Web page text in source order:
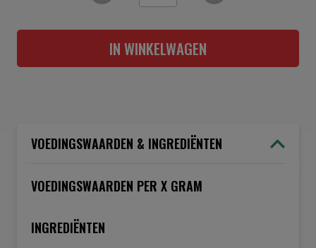
IN WINKELWAGEN
VOEDINGSWAARDEN & INGREDIËNTEN
VOEDINGSWAARDEN PER X GRAM
INGREDIËNTEN